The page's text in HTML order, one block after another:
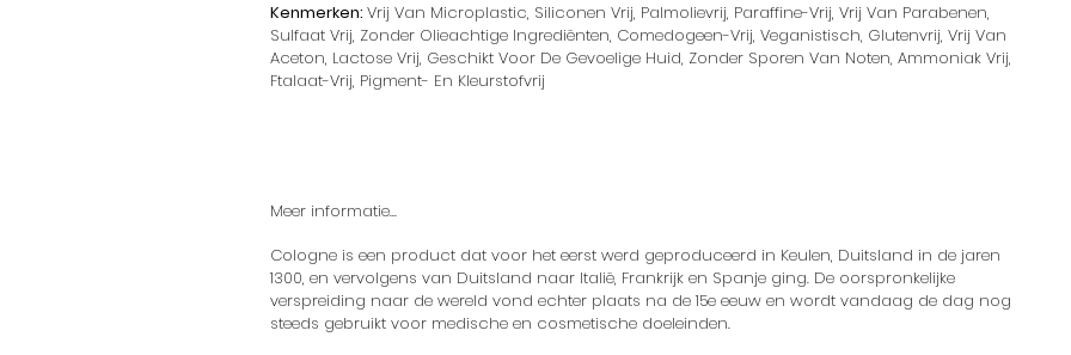
Kenmerken: Vrij Van Microplastic, Siliconen Vrij, Palmolievrij, Paraffine-Vrij, Vrij Van Parabenen,
Sulfaat Vrij, Zonder Olieachtige Ingrediënten, Comedogeen-Vrij, Veganistisch, Glutenvrij, Vrij Van
Aceton, Lactose Vrij, Geschikt Voor De Gevoelige Huid, Zonder Sporen Van Noten, Ammoniak Vrij,
Ftalaat-Vrij, Pigment- En Kleurstofvrij
Meer informatie...
Cologne is een product dat voor het eerst werd geproduceerd in Keulen, Duitsland in de jaren
1300, en vervolgens van Duitsland naar Italië, Frankrijk en Spanje ging. De oorspronkelijke
verspreiding naar de wereld vond echter plaats na de 15e eeuw en wordt vandaag de dag nog
steeds gebruikt voor medische en cosmetische doeleinden.